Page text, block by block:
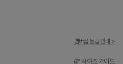
멤버십 등급 안내 >
사이즈 가이드